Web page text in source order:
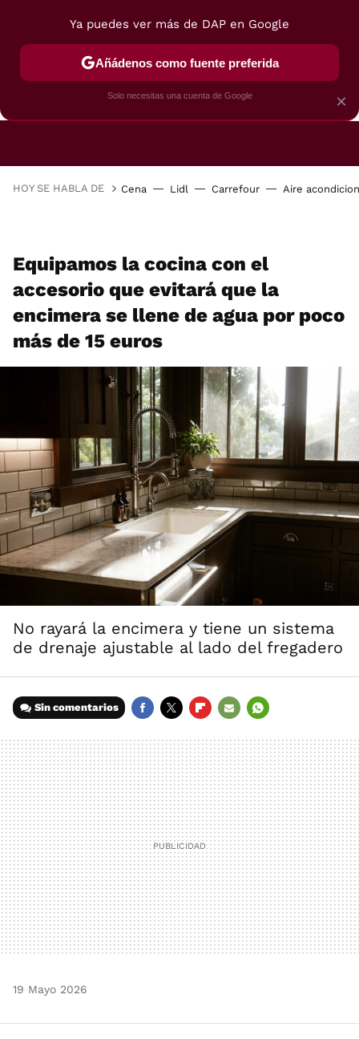
FREIDORAS DE AIRE GUÍAS DE
HOY SE HABLA DE Cena Lidl Carrefour Aire
Equipamos la cocina con el
accesorio que evitará que la
encimera se llene de agua por poco
más de 15 euros
No rayará la encimera y tiene un sistema
de drenaje ajustable al lado del fregadero
Sin comentarios
MAIL
19 Mayo 2026
×
Ya puedes ver más de DAP en Google
Añádenos como fuente preferida
Solo necesitas una cuenta de Google